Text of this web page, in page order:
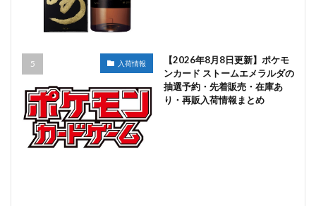
入荷情報
【2026年8月8日更新】ポケモ
ンカード ストームエメラルダの
抽選予約・先着販売・在庫あ
り・再販入荷情報まとめ